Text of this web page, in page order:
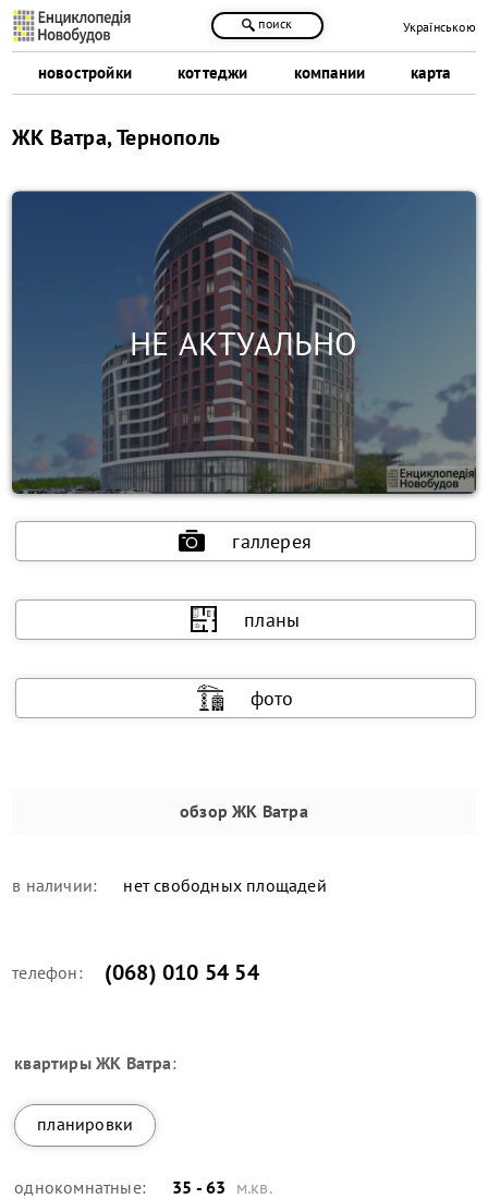
новостройки коттеджи компании карта
поиск Українською
ЖК Ватра, Тернополь
галлерея
планы
фото
обзор ЖК Ватра
в наличии: нет свободных площадей
телефон: (068) 010 54 54
квартирыЖК Ватра:
планировки
однокомнатные: 35 - 63 м.кв.